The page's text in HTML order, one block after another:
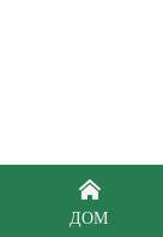

ДОМ